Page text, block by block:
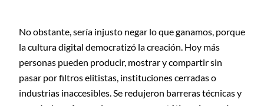
No obstante, sería injusto negar lo que ganamos, porque
la cultura digital democratizó la creación. Hoy más
personas pueden producir, mostrar y compartir sin
pasar por filtros elitistas, instituciones cerradas o
industrias inaccesibles. Se redujeron barreras técnicas y